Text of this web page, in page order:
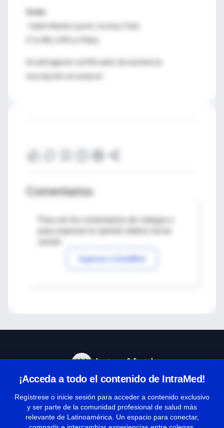
Sede:
· Salón Benito Lynch, Jockey Club.
(7 e/48 y 49) La Plata.
Se entregaran certificados de asistencia.
Inscripción sin arancel.
Comentarios
Para ver los comentarios de colegas o
Ingresar a IntraMed
¡Acceda a todo el contenido de IntraMed!
Regístrese o inicie sesión para acceder a contenido exclusivo
y ser parte de la comunidad profesional de salud más
relevante de Latinoamérica. Un espacio para conectar,
Términos y condiciones